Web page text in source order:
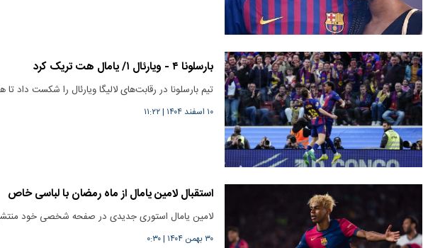
بارسلونا ۴ - ویارئال ۱/ یامال هت تریک کرد
تیم بارسلونا در رقابت‌های لالیگا ویارئال را شکست داد
۱۰ اسفند ۱۴۰۴ |۱۱:۲۲
استقبال لامین یامال از ماه رمضان با لباسی خاص
لامین یامال استوری جدیدی در صفحه شخصی خود
۳۰ بهمن ۱۴۰۴ |۰:۳۰